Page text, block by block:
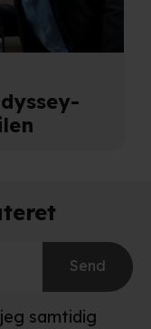
Send
samtidig